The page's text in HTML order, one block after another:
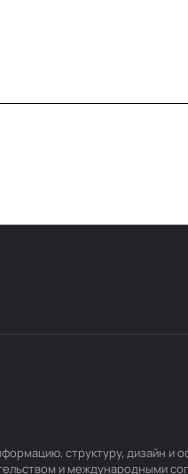
структуру, дизайн
и международными